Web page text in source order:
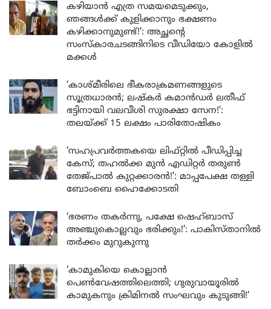
കഴിയാൻ എത്ര സമയമെടുക്കും,
ഞങ്ങൾക്ക് കുളിക്കാനും ഭക്ഷണം
കഴിക്കാനുമുണ്ട്!’: അച്ഛന്റെ
സംസ്കാരചടങ്ങിനിടെ വീഡിയോ കോളിൽ
മക്കൾ
‘കാശ്മീരിലെ ഭീകരാക്രമണങ്ങളുടെ
സൂത്രധാരൻ; ലഷ്കർ കമാൻഡർ ലതീഫ്
ഭട്ടിനായി വലവീശി സുരക്ഷാ സേന!’:
തലയ്ക്ക് 15 ലക്ഷം പാരിതോഷികം
‘സഹപ്രവർത്തകയെ ലിഫ്റ്റിൽ പീഡിപ്പിച്ച
കേസ്; തഹൽക്ക മുൻ എഡിറ്റർ തരുൺ
തേജ്പാൽ കുറ്റക്കാരൻ!’: മാപ്പപേക്ഷ തള്ളി
ബോംബെ ഹൈക്കോടതി
‘ഭരണം തകർന്നു, പക്ഷേ ഷെഹ്ബാസ്
അഞ്ചുകൊല്ലവും ഭരിക്കും!’: പാകിസ്താനിൽ
തർക്കം മുറുകുന്നു
‘കാമുകിയെ കൊല്ലാൻ
പെൺവേഷത്തിലെത്തി; ഗുരുവായൂരിൽ
കാമുകനും ക്രിമിനൽ സംഘവും കുടുങ്ങി!’